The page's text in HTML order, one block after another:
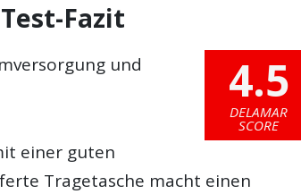
Fazit
4.5
DELAMAR
SCORE
und
einer guten
Tragetasche macht einen